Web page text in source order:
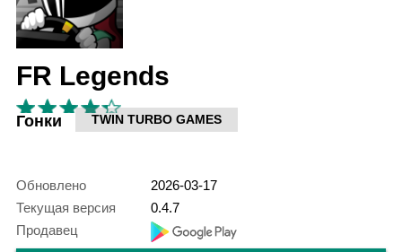
FR Legends
Гонки TWIN TURBO GAMES
Обновлено
2026-03-17
Текущая версия
0.4.7
Продавец